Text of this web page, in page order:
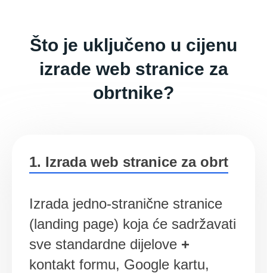
Što je uključeno u cijenu
izrade web stranice za
obrtnike?
1. Izrada web stranice za obrt
Izrada jedno-stranične stranice
(landing page) koja će sadržavati
sve standardne dijelove +
kontakt formu, Google kartu,